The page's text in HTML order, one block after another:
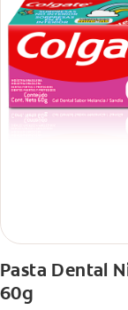
Pasta Dental
60g